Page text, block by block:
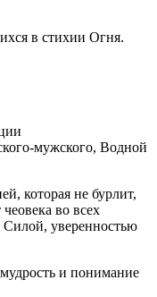
в стихии Огня.
мужского, Водной
которая не бурлит,
во всех
Силой, уверенностью
и понимание